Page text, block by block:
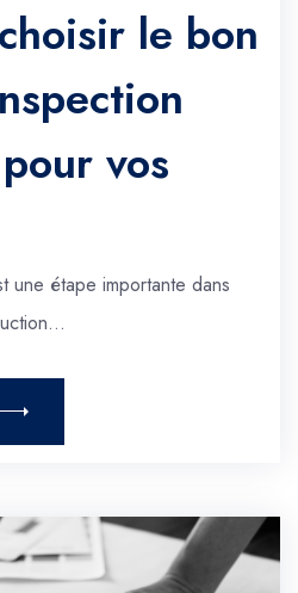
le bon
vos
une étape importante dans